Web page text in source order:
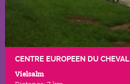
CENTRE EUROPEEN DU CHEVAL
Vielsalm